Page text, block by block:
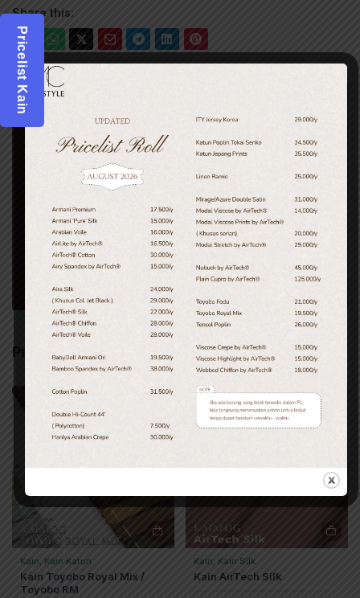
Share this:
22,000.00
Add to cart
Tanya Admin
Produk Terkait
Kain, Kain Katun
Kain Toyobo Royal Mix /
Toyobo RM
Kain, Kain Silk
Kain AirTech Silk
Pricelist Kain